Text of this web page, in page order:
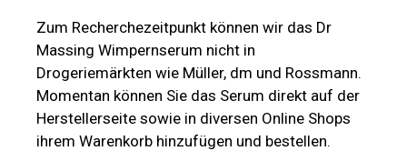
Zum Recherchezeitpunkt können wir das Dr
Massing Wimpernserum nicht in
Drogeriemärkten wie Müller, dm und Rossmann.
Momentan können Sie das Serum direkt auf der
Herstellerseite sowie in diversen Online Shops
ihrem Warenkorb hinzufügen und bestellen.